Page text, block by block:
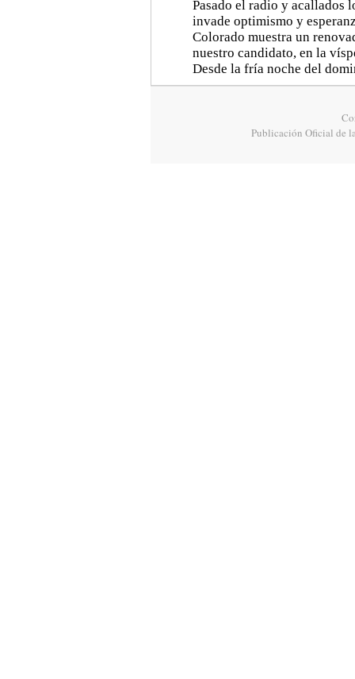
Pasado el radio y acallados
invade optimismo y
Colorado muestra un
nuestro candidato, en la
Desde la fría noche del
Publicación Oficial de